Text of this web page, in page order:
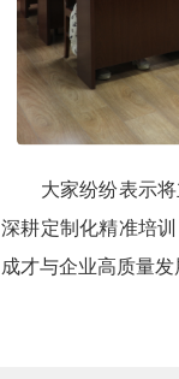
大家纷纷表示将
深耕定制化精准培
成才与企业高质量发